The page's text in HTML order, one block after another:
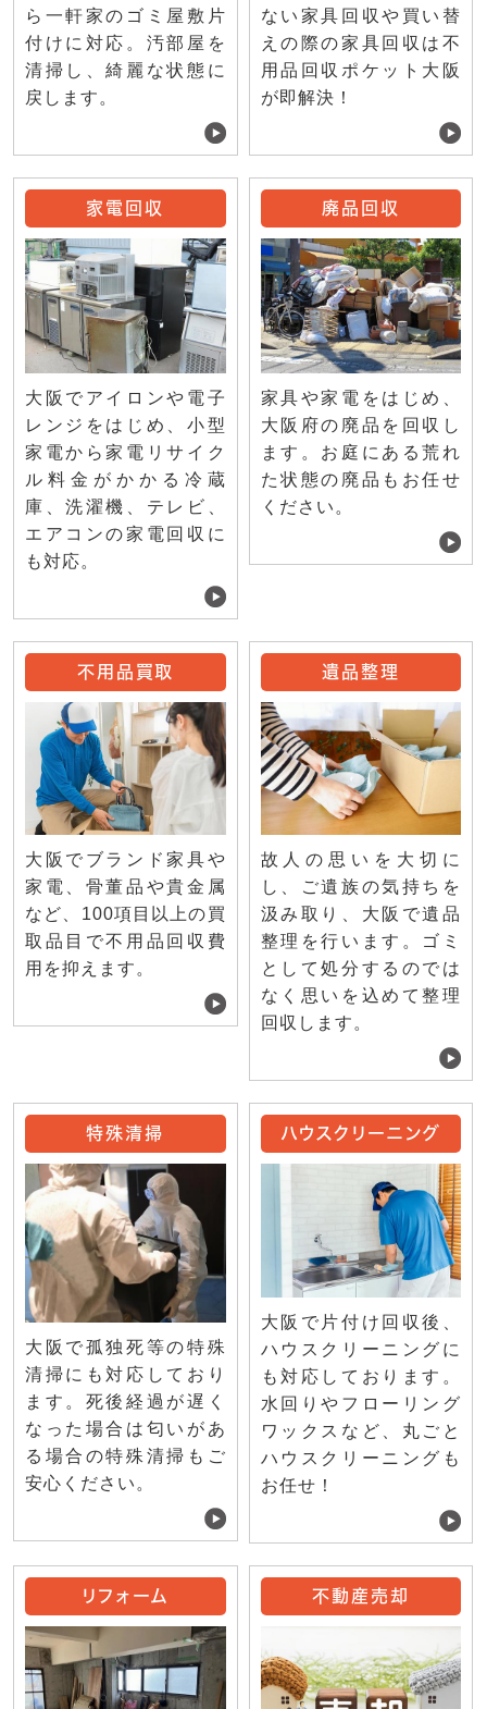
ら一軒家のゴミ屋敷片
付けに対応。汚部屋を
清掃し、綺麗な状態に
戻します。
ない家具回収や買い替
えの際の家具回収は不
用品回収ポケット大阪
が即解決！
家電回収
大阪でアイロンや電子
レンジをはじめ、小型
家電から家電リサイク
ル料金がかかる冷蔵
庫、洗濯機、テレビ、
エアコンの家電回収に
も対応。
廃品回収
家具や家電をはじめ、
大阪府の廃品を回収し
ます。お庭にある荒れ
た状態の廃品もお任せ
ください。
不用品買取
大阪でブランド家具や
家電、骨董品や貴金属
など、100項目以上の買
取品目で不用品回収費
用を抑えます。
遺品整理
故人の思いを大切に
し、ご遺族の気持ちを
汲み取り、大阪で遺品
整理を行います。ゴミ
として処分するのでは
なく思いを込めて整理
回収します。
特殊清掃
大阪で孤独死等の特殊
清掃にも対応しており
ます。死後経過が遅く
なった場合は匂いがあ
る場合の特殊清掃もご
安心ください。
ハウスクリーニング
大阪で片付け回収後、
ハウスクリーニングに
も対応しております。
水回りやフローリング
ワックスなど、丸ごと
ハウスクリーニングも
お任せ！
リフォーム 不動産売却